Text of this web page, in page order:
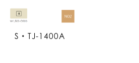
S・TJ-1400A